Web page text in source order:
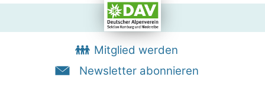
Mitglied werden
Newsletter abonnieren